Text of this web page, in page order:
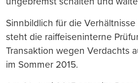
Sinnbildlich für die
steht die raiffeiseninterne
Transaktion wegen Verdachts
im Sommer 2015.